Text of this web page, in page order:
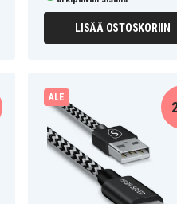
LISÄÄ OSTOSKORIIN
ALE